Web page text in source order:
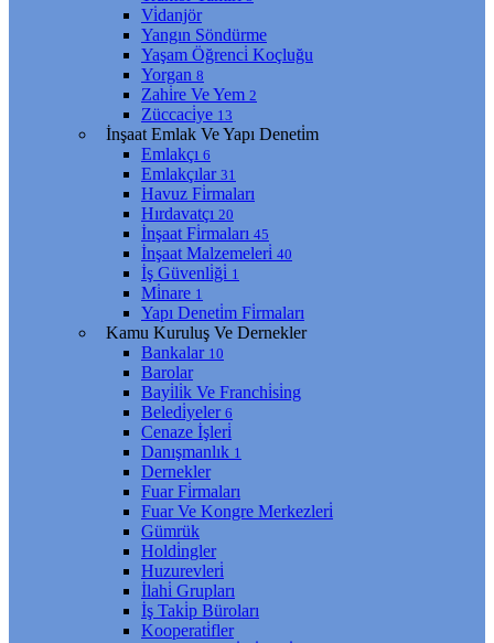
Vi̇danjör
Yangın Söndürme
Yaşam Öğrenci̇ Koçluğu
Yorgan 8
Zahi̇re Ve Yem 2
Züccaci̇ye 13
İnşaat Emlak Ve Yapı Deneti̇m
Emlakçı 6
Emlakçılar 31
Havuz Fi̇rmaları
Hırdavatçı 20
İnşaat Fi̇rmaları 45
İnşaat Malzemeleri̇ 40
İş Güvenli̇ği̇ 1
Mi̇nare 1
Yapı Deneti̇m Fi̇rmaları
Kamu Kuruluş Ve Dernekler
Bankalar 10
Barolar
Bayi̇li̇k Ve Franchi̇si̇ng
Beledi̇yeler 6
Cenaze İşleri̇
Danışmanlık 1
Dernekler
Fuar Fi̇rmaları
Fuar Ve Kongre Merkezleri̇
Gümrük
Holdi̇ngler
Huzurevleri̇
İlahi̇ Grupları
İş Taki̇p Büroları
Kooperati̇fler